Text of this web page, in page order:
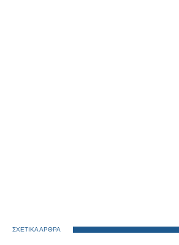
ΣΧΕΤΙΚΑ ΑΡΘΡΑ